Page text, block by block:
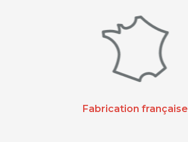
Fabrication française